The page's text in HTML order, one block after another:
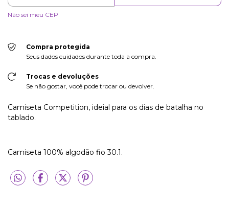
Não sei meu CEP
Compra protegida
Seus dados cuidados durante toda a compra.
Trocas e devoluções
Se não gostar, você pode trocar ou devolver.
Camiseta Competition, ideial para os dias de batalha no
tablado.
Camiseta 100% algodão fio 30.1.